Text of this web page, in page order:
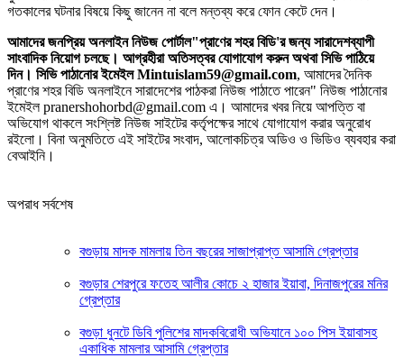
গতকালের ঘটনার বিষয়ে কিছু জানেন না বলে মন্তব্য করে ফোন কেটে দেন।
আমাদের জনপ্রিয় অনলাইন নিউজ পোর্টাল"প্রাণের শহর বিডি'র জন্য সারাদেশব্যাপী
সাংবাদিক নিয়োগ চলছে। আগ্রহীরা অতিসত্বর যোগাযোগ করুন অথবা সিভি পাঠিয়ে
দিন। সিভি পাঠানোর ইমেইল Mintuislam59@gmail.com, আমাদের দৈনিক
প্রাণের শহর বিডি অনলাইনে সারাদেশের পাঠকরা নিউজ পাঠাতে পারেন" নিউজ পাঠানোর
ইমেইল pranershohorbd@gmail.com এ। আমাদের খবর নিয়ে আপত্তি বা
অভিযোগ থাকলে সংশ্লিষ্ট নিউজ সাইটের কর্তৃপক্ষের সাথে যোগাযোগ করার অনুরোধ
রইলো। বিনা অনুমতিতে এই সাইটের সংবাদ, আলোকচিত্র অডিও ও ভিডিও ব্যবহার করা
বেআইনি।
অপরাধ সর্বশেষ
বগুড়ায় মাদক মামলায় তিন বছরের সাজাপ্রাপ্ত আসামি গ্রেপ্তার
বগুড়ার শেরপুরে ফতেহ আলীর কোচে ২ হাজার ইয়াবা, দিনাজপুরের মনির
গ্রেপ্তার
বগুড়া ধুনটে ডিবি পুলিশের মাদকবিরোধী অভিযানে ১০০ পিস ইয়াবাসহ
একাধিক মামলার আসামি গ্রেপ্তার